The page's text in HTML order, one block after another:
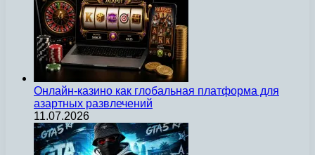
Онлайн-казино как глобальная платформа для
азартных развлечений
11.07.2026